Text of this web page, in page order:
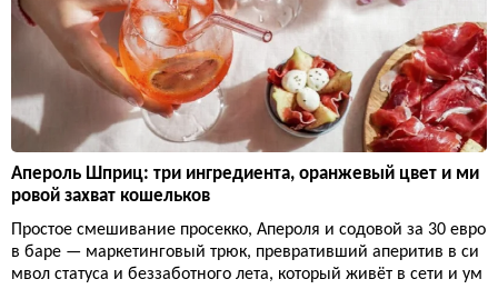
Апероль Шприц: три ингредиента, оранжевый цвет и ми
ровой захват кошельков
Простое смешивание просекко, Апероля и содовой за 30 евро
в баре — маркетинговый трюк, превративший аперитив в си
мвол статуса и беззаботного лета, который живёт в сети и ум